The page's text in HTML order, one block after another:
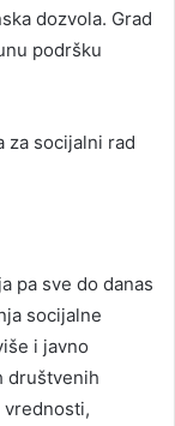
dozvola. Grad
podršku
za socijalni rad
pa sve do danas
socijalne
i javno
društvenih